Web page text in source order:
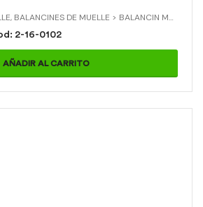
, BALANCINES DE MUELLE > BALANCIN MUELLE
Muelle Cod: 2-16-0102
AÑADIR AL CARRITO